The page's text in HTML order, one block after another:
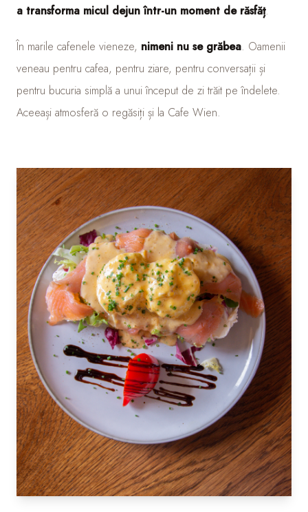
a transforma micul dejun într-un moment de răsfăț.
În marile cafenele vieneze, nimeni nu se grăbea. Oamenii
veneau pentru cafea, pentru ziare, pentru conversații și
pentru bucuria simplă a unui început de zi trăit pe îndelete.
Aceeași atmosferă o regăsiți și la Cafe Wien.